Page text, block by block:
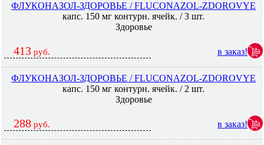
ФЛУКОНАЗОЛ-ЗДОРОВЬЕ / FLUCONAZOL-ZDOROVYE
капс. 150 мг контурн. ячейк. / 3 шт.
Здоровье
413 руб. в заказ!
ФЛУКОНАЗОЛ-ЗДОРОВЬЕ / FLUCONAZOL-ZDOROVYE
капс. 150 мг контурн. ячейк. / 2 шт.
Здоровье
288 руб. в заказ!